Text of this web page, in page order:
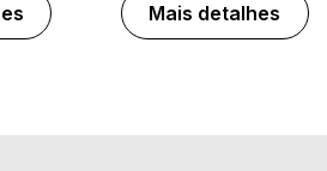
Mais detalhes